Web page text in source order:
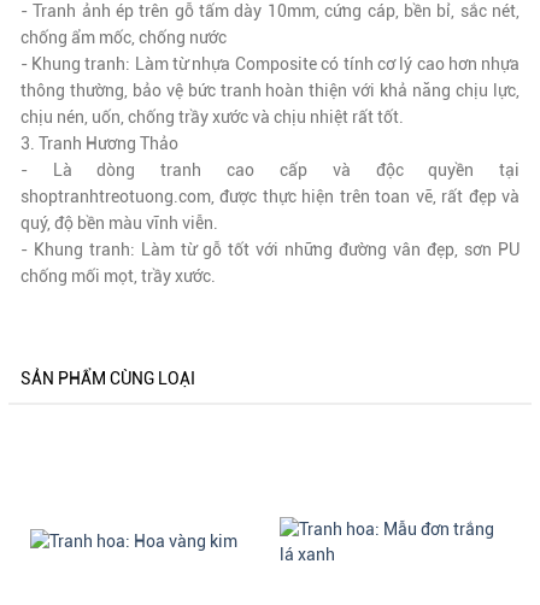
- Tranh ảnh ép trên gỗ tấm dày 10mm, cứng cáp, bền bỉ, sắc nét,
chống ẩm mốc, chống nước
- Khung tranh: Làm từ nhựa Composite có tính cơ lý cao hơn nhựa
thông thường, bảo vệ bức tranh hoàn thiện với khả năng chịu lực,
chịu nén, uốn, chống trầy xước và chịu nhiệt rất tốt.
3. Tranh Hương Thảo
- Là dòng tranh cao cấp và độc quyền tại
shoptranhtreotuong.com, được thực hiện trên toan vẽ, rất đẹp và
quý, độ bền màu vĩnh viễn.
- Khung tranh: Làm từ gỗ tốt với những đường vân đẹp, sơn PU
chống mối mọt, trầy xước.
SẢN PHẨM CÙNG LOẠI